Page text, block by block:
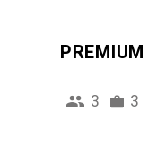
PREMIUM
3 3